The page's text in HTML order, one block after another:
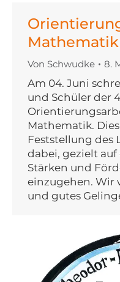
Mathematik
Von Schwudke 8.
Am 04. Juni
und Schüler der
Mathematik.
Feststellung des
dabei, gezielt
Stärken und
einzugehen. Wir
und gutes